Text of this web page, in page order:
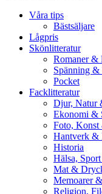
Våra tips
Bästsäljare
Lågpris
Skönlitteratur
Romaner &
Spänning
Pocket
Facklitteratur
Djur, Natur
Ekonomi &
Foto, Konst
Hantverk &
Historia
Hälsa,
Mat &
Memoarer
Religion,